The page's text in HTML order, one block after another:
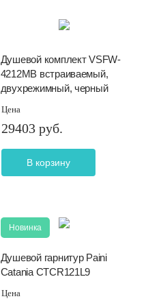
Душевой комплект VSFW-
4212MB встраиваемый,
двухрежимный, черный
Цена
29403 руб.
В корзину
Новинка
Душевой гарнитур Paini
Catania CTCR121L9
Цена